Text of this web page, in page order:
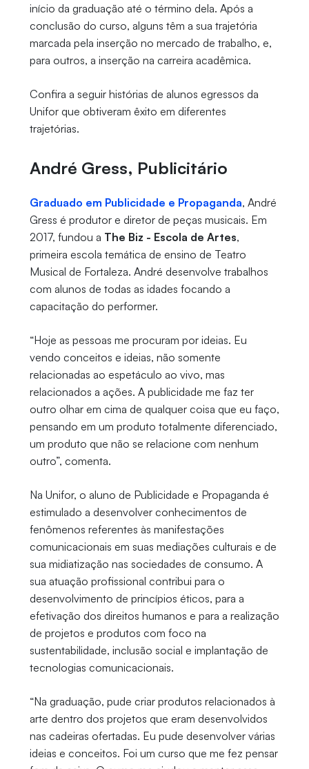
início da graduação até o término dela. Após a
conclusão do curso, alguns têm a sua trajetória
marcada pela inserção no mercado de trabalho, e,
para outros, a inserção na carreira acadêmica.
Confira a seguir histórias de alunos egressos da
Unifor que obtiveram êxito em diferentes
trajetórias.
André Gress, Publicitário
Graduado em Publicidade e Propaganda, André
Gress é produtor e diretor de peças musicais. Em
2017, fundou a The Biz - Escola de Artes,
primeira escola temática de ensino de Teatro
Musical de Fortaleza. André desenvolve trabalhos
com alunos de todas as idades focando a
capacitação do performer.
“Hoje as pessoas me procuram por ideias. Eu
vendo conceitos e ideias, não somente
relacionadas ao espetáculo ao vivo, mas
relacionados a ações. A publicidade me faz ter
outro olhar em cima de qualquer coisa que eu faço,
pensando em um produto totalmente diferenciado,
um produto que não se relacione com nenhum
outro”, comenta.
Na Unifor, o aluno de Publicidade e Propaganda é
estimulado a desenvolver conhecimentos de
fenômenos referentes às manifestações
comunicacionais em suas mediações culturais e de
sua midiatização nas sociedades de consumo. A
sua atuação profissional contribui para o
desenvolvimento de princípios éticos, para a
efetivação dos direitos humanos e para a realização
de projetos e produtos com foco na
sustentabilidade, inclusão social e implantação de
tecnologias comunicacionais.
“Na graduação, pude criar produtos relacionados à
arte dentro dos projetos que eram desenvolvidos
nas cadeiras ofertadas. Eu pude desenvolver várias
ideias e conceitos. Foi um curso que me fez pensar